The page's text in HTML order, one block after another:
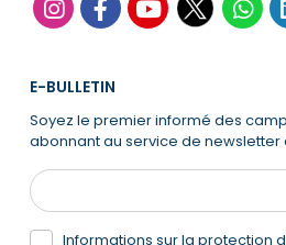
E-BULLETIN
Soyez le premier informé des
abonnant au service de
Informations sur la protection